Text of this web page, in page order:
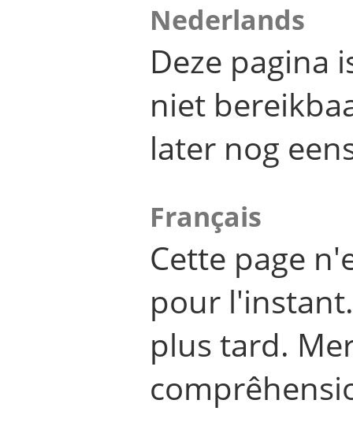
Nederlands
Deze pagina
niet
later nog
Français
Cette page
pour
plus tard.